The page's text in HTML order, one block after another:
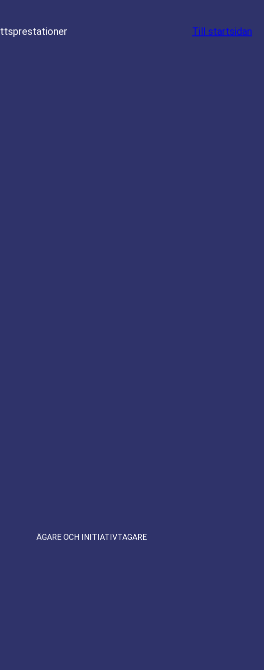
Till startsidan
ÄGARE OCH INITIATIVTAGARE